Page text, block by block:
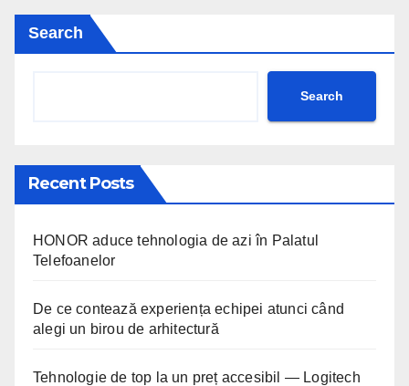
Search
Search
Recent Posts
HONOR aduce tehnologia de azi în Palatul
Telefoanelor
De ce contează experiența echipei atunci când
alegi un birou de arhitectură
Tehnologie de top la un preț accesibil — Logitech